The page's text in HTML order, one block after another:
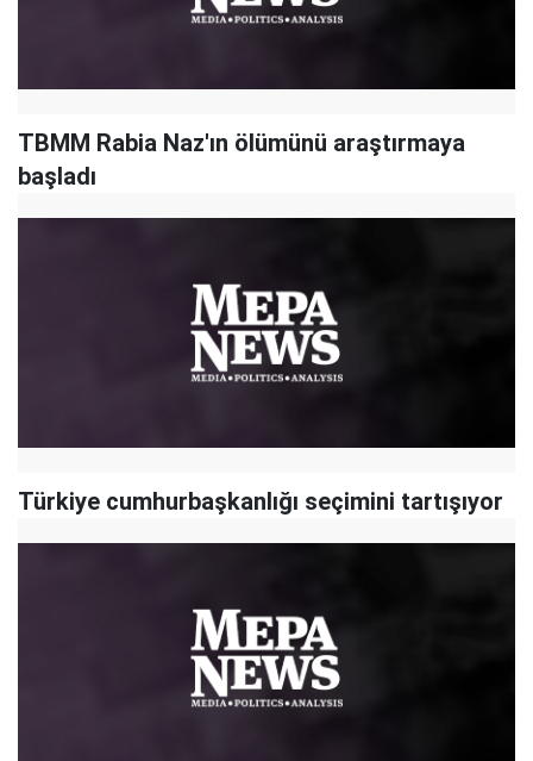
TBMM Rabia Naz'ın ölümünü araştırmaya
başladı
Türkiye cumhurbaşkanlığı seçimini tartışıyor